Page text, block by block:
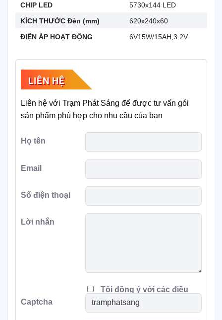
CHIP LED
5730x144 LED
KÍCH THƯỚC Đèn (mm)
620x240x60
ĐIỆN ÁP HOẠT ĐỘNG
6V15W/15AH,3.2V
LIÊN HỆ
Liên hệ với Trạm Phát Sáng để được tư vấn gói
sản phẩm phù hợp cho nhu cầu của bạn
Họ tên
Email
Số điện thoại
Lời nhắn
Tôi đồng ý với các điều
khoản
Captcha